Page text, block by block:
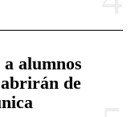
alumnos
abrirán de